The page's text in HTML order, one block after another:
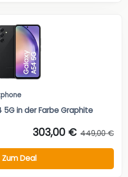
5G in der Farbe Graphite
303,00 € 449,00 €
Zum Deal